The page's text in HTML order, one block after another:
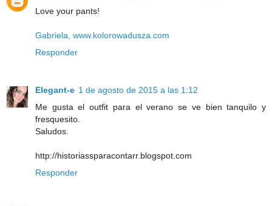
Love your pants!
Gabriela, www.kolorowadusza.com
Responder
Elegant-e 1 de agosto de 2015 a las 1:12
Me gusta el outfit para el verano se ve bien tanquilo y
fresquesito.
Saludos.
http://historiassparacontarr.blogspot.com
Responder